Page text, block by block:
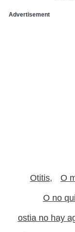
Advertisement
Otitis O
O no
ostia no hay